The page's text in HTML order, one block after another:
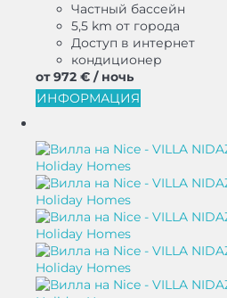
Частный бассейн
5,5 km от города
Доступ в интернет
кондиционер
от 972 € / ночь
ИНФОРМАЦИЯ